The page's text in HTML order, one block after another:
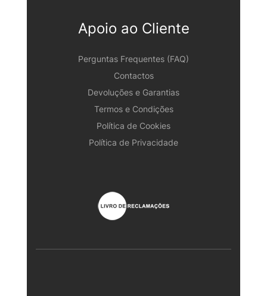
Apoio ao Cliente
Perguntas Frequentes (FAQ)
Contactos
Devoluções e Garantias
Termos e Condições
Política de Cookies
Política de Privacidade